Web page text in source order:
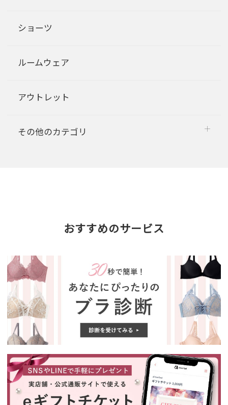
ショーツ
ルームウェア
アウトレット
その他のカテゴリ
おすすめのサービス